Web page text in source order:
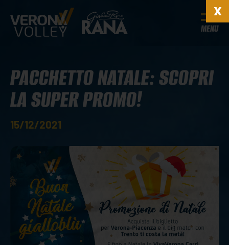
MENU
PACCHETTO NATALE: SCOPRI
LA SUPER PROMO!
15/12/2021